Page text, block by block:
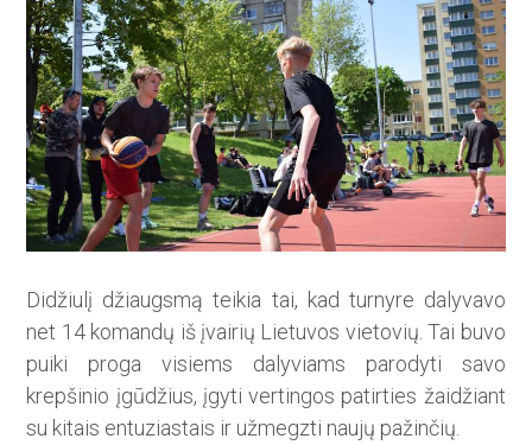
Didžiulį džiaugsmą teikia tai, kad turnyre dalyvavo
net 14 komandų iš įvairių Lietuvos vietovių. Tai buvo
puiki proga visiems dalyviams parodyti savo
krepšinio įgūdžius, įgyti vertingos patirties žaidžiant
su kitais entuziastais ir už­megzti naujų pažinčių.